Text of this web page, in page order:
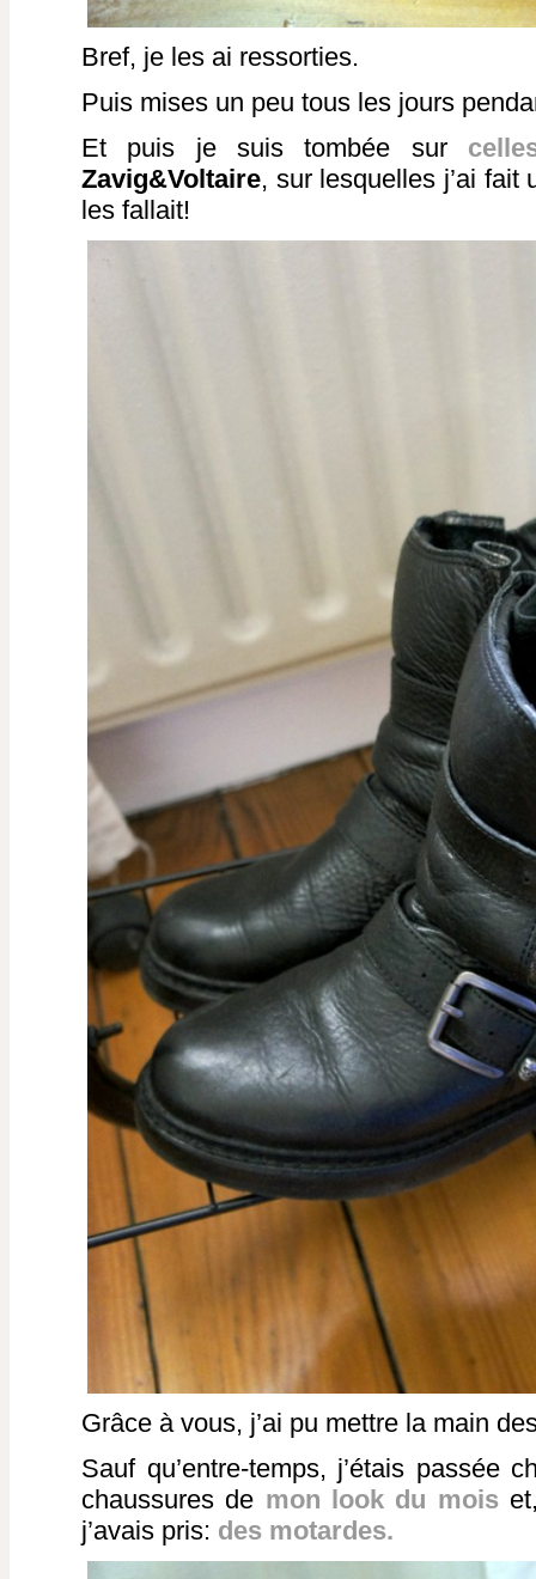
Bref, je les ai ressorties.
Puis mises un peu tous les jours
Et puis je suis tombée sur
Zavig&Voltaire, sur lesquelles j’ai fait
les fallait!
Grâce à vous, j’ai pu mettre la main
Sauf qu’entre-temps, j’étais passée
chaussures de mon look du moiset,
j’avais pris: des motardes.